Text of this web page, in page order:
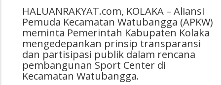
HALUANRAKYAT.com, KOLAKA – Aliansi
Pemuda Kecamatan Watubangga (APKW)
meminta Pemerintah Kabupaten Kolaka
mengedepankan prinsip transparansi
dan partisipasi publik dalam rencana
pembangunan Sport Center di
Kecamatan Watubangga.